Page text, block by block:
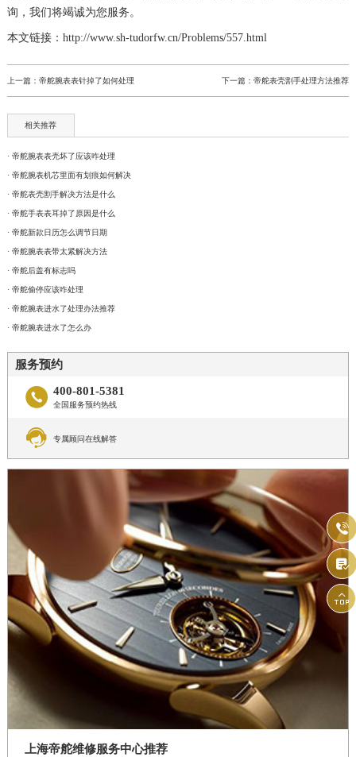
询，我们将竭诚为您服务。
本文链接：http://www.sh-tudorfw.cn/Problems/557.html
上一篇： 帝舵腕表表针掉了如何处理 下一篇：帝舵表壳割手处理方法推荐
相关推荐
· 帝舵腕表表壳坏了应该咋处理
· 帝舵腕表机芯里面有划痕如何解决
· 帝舵表壳割手解决方法是什么
· 帝舵手表表耳掉了原因是什么
· 帝舵新款日历怎么调节日期
· 帝舵腕表表带太紧解决方法
· 帝舵后盖有标志吗
· 帝舵偷停应该咋处理
· 帝舵腕表进水了处理办法推荐
· 帝舵腕表进水了怎么办
服务预约
 400-801-5381
全国服务预约热线
 专属顾问在线解答
上海帝舵维修服务中心推荐


